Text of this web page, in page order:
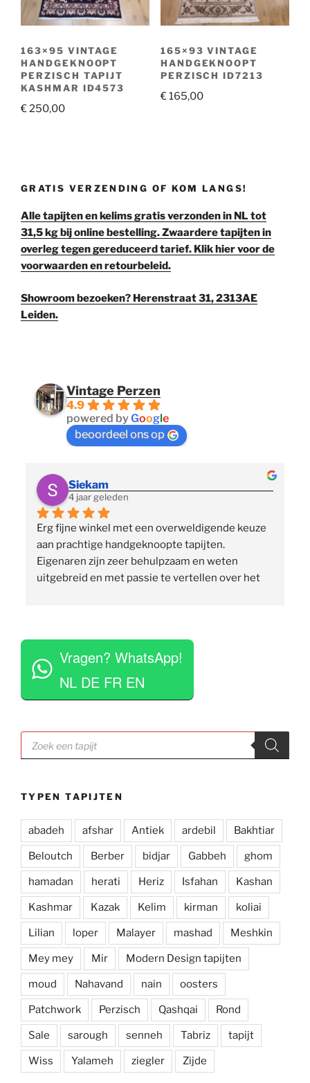
163×95 VINTAGE
HANDGEKNOOPT
PERZISCH TAPIJT
KASHMAR ID4573
€250,00
165×93 VINTAGE
HANDGEKNOOPT
PERZISCH ID7213
€165,00
GRATIS VERZENDING OF KOM LANGS!
Alle tapijten en kelims gratis verzonden in NL tot
31,5 kg bij online bestelling. Zwaardere tapijten in
overleg tegen gereduceerd tarief. Klik hier voor de
voorwaarden en retourbeleid.
Showroom bezoeken? Herenstraat 31, 2313AE
Leiden.
Vintage Perzen
4.9
powered byGoogle
beoordeel ons op
Siekam
4 jaar geleden
Erg fijne winkel met een overweldigende keuze
aan prachtige handgeknoopte tapijten.
Eigenaren zijn zeer behulpzaam en weten
uitgebreid en met passie te vertellen over het
tapijten voor je uit te rollen. Tegelijkertijd niet
opdringerig en geven je rustig de tijd om je
eigen keuze te maken. Tevens erg competitieve
prijzen. Al met al een zeer positieve ervaring en
Vragen? WhatsApp!
NL DE FR EN
Producten
zoeken
TYPEN TAPIJTEN
abadeh afshar Antiek ardebil Bakhtiar
Beloutch Berber bidjar Gabbeh ghom
hamadan herati Heriz Isfahan Kashan
Kashmar Kazak Kelim kirman koliai
Lilian loper Malayer mashad Meshkin
Mey mey Mir Modern Design tapijten
moud Nahavand nain oosters
Patchwork Perzisch Qashqai Rond
Sale sarough senneh Tabriz tapijt
Wiss Yalameh ziegler Zijde